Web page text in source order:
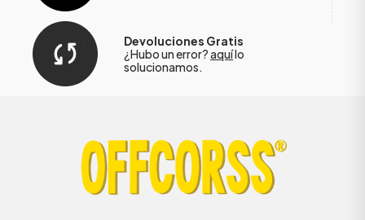
Devoluciones Gratis
¿Hubo un error?aquílo
solucionamos.